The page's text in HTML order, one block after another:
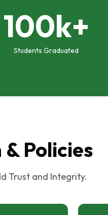
100k+
Students Graduated
Policies
Trust and Integrity.